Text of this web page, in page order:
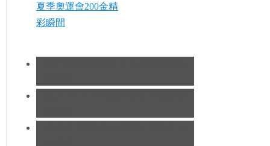
夏季奧運會200金精
彩瞬間